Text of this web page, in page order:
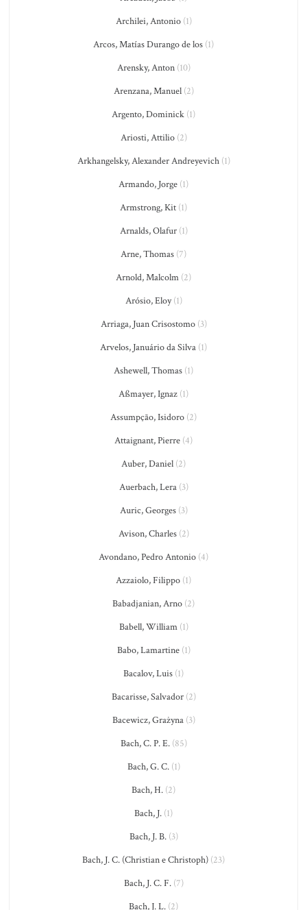
Archilei, Antonio(1)
Arcos, Matías Durango de los (1)
Arensky, Anton(10)
Arenzana, Manuel(2)
Argento, Dominick (1)
Ariosti, Attilio(2)
Arkhangelsky, Alexander Andreyevich(1)
Armando, Jorge (1)
Armstrong, Kit (1)
Arnalds, Olafur(1)
Arne, Thomas (7)
Arnold, Malcolm (2)
Arósio, Eloy(1)
Arriaga, Juan Crisostomo(3)
Arvelos, Januário da Silva (1)
Ashewell, Thomas (1)
Aßmayer, Ignaz (1)
Assumpção, Isidoro (2)
Attaignant, Pierre (4)
Auber, Daniel (2)
Auerbach, Lera(3)
Auric, Georges(3)
Avison, Charles(2)
Avondano, Pedro Antonio (4)
Azzaiolo, Filippo (1)
Babadjanian, Arno (2)
Babell, William(1)
Babo, Lamartine(1)
Bacalov, Luis (1)
Bacarisse, Salvador(2)
Bacewicz, Grażyna(3)
Bach, C. P. E.(85)
Bach, G. C.(1)
Bach, H. (2)
Bach, J. (1)
Bach, J. B.(3)
Bach, J. C. (Christian e Christoph) (23)
Bach, J. C. F.(7)
Bach, J. L. (2)